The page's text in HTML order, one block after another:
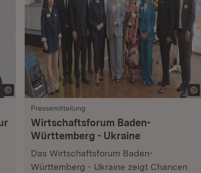
Pressemitteilung
Wirtschaftsforum Baden-
Württemberg - Ukraine
Das Wirtschaftsforum Baden-
Württemberg - Ukraine zeigt Chancen